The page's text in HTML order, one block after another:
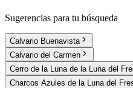
Sugerencias para tu búsqueda
Calvario Buenavista
Calvario del Carmen
Cerro de la Luna de la Luna del
Charcos Azules de la Luna del